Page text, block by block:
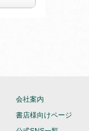
会社案内
書店様向けページ